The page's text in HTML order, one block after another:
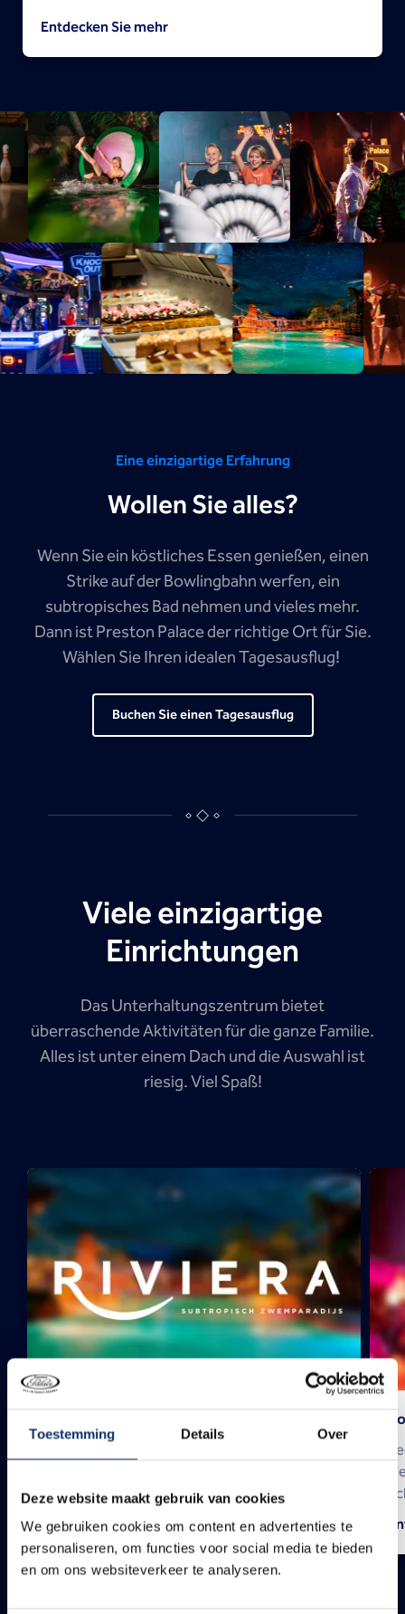
Toestemming Details Over
Deze website maakt gebruik van cookies
We gebruiken cookies om content en advertenties te
personaliseren, om functies voor social media te bieden
en om ons websiteverkeer te analyseren.
Entdecken Sie mehr
Eine einzigartige Erfahrung
Wollen Sie alles?
Wenn Sie ein köstliches Essen genießen, einen
Strike auf der Bowlingbahn werfen, ein
subtropisches Bad nehmen und vieles mehr.
Dann ist Preston Palace der richtige Ort für Sie.
Wählen Sie Ihren idealen Tagesausflug!
Buchen Sie einen Tagesausflug
Viele einzigartige
Einrichtungen
Das Unterhaltungszentrum bietet
überraschende Aktivitäten für die ganze Familie.
Alles ist unter einem Dach und die Auswahl ist
riesig. Viel Spaß!
Entdecken Sie mehr